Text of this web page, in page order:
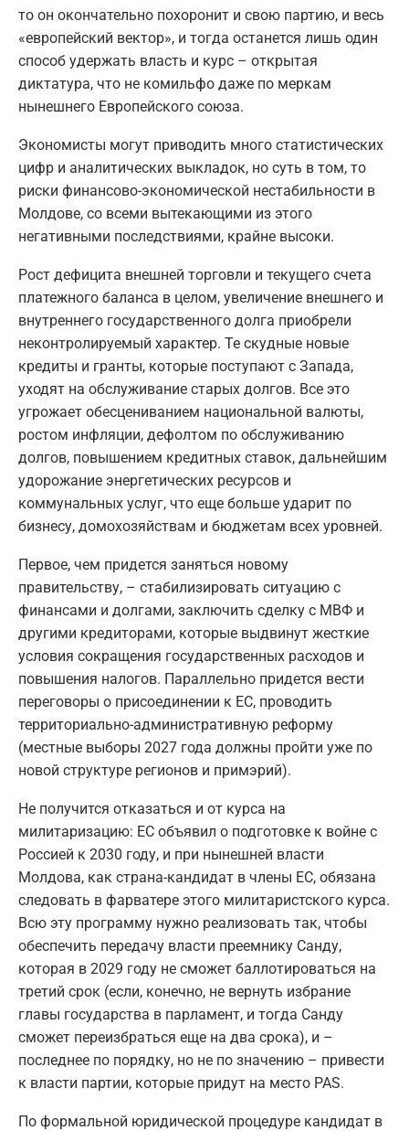
то он окончательно похоронит и свою партию, и весь
«европейский вектор», и тогда останется лишь один
способ удержать власть и курс – открытая
диктатура, что не комильфо даже по меркам
нынешнего Европейского союза.
Экономисты могут приводить много статистических
цифр и аналитических выкладок, но суть в том, то
риски финансово-экономической нестабильности в
Молдове, со всеми вытекающими из этого
негативными последствиями, крайне высоки.
Рост дефицита внешней торговли и текущего счета
платежного баланса в целом, увеличение внешнего и
внутреннего государственного долга приобрели
неконтролируемый характер. Те скудные новые
кредиты и гранты, которые поступают с Запада,
уходят на обслуживание старых долгов. Все это
угрожает обесцениванием национальной валюты,
ростом инфляции, дефолтом по обслуживанию
долгов, повышением кредитных ставок, дальнейшим
удорожание энергетических ресурсов и
коммунальных услуг, что еще больше ударит по
бизнесу, домохозяйствам и бюджетам всех уровней.
Первое, чем придется заняться новому
правительству, – стабилизировать ситуацию с
финансами и долгами, заключить сделку с МВФ и
другими кредиторами, которые выдвинут жесткие
условия сокращения государственных расходов и
повышения налогов. Параллельно придется вести
переговоры о присоединении к ЕС, проводить
территориально-административную реформу
(местные выборы 2027 года должны пройти уже по
новой структуре регионов и примэрий).
Не получится отказаться и от курса на
милитаризацию: ЕС объявил о подготовке к войне с
Россией к 2030 году, и при нынешней власти
Молдова, как страна-кандидат в члены ЕС, обязана
следовать в фарватере этого милитаристского курса.
Всю эту программу нужно реализовать так, чтобы
обеспечить передачу власти преемнику Санду,
которая в 2029 году не сможет баллотироваться на
третий срок (если, конечно, не вернуть избрание
главы государства в парламент, и тогда Санду
сможет переизбраться еще на два срока), и –
последнее по порядку, но не по значению – привести
к власти партии, которые придут на место PAS.
По формальной юридической процедуре кандидат в